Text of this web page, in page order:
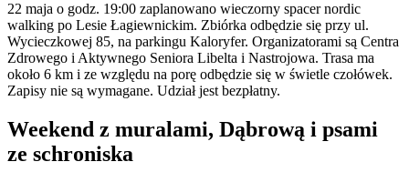
22 maja o godz. 19:00 zaplanowano wieczorny spacer nordic
walking po Lesie Łagiewnickim. Zbiórka odbędzie się przy ul.
Wycieczkowej 85, na parkingu Kaloryfer. Organizatorami są Centra
Zdrowego i Aktywnego Seniora Libelta i Nastrojowa. Trasa ma
około 6 km i ze względu na porę odbędzie się w świetle czołówek.
Zapisy nie są wymagane. Udział jest bezpłatny.
Weekend z muralami, Dąbrową i psami
ze schroniska